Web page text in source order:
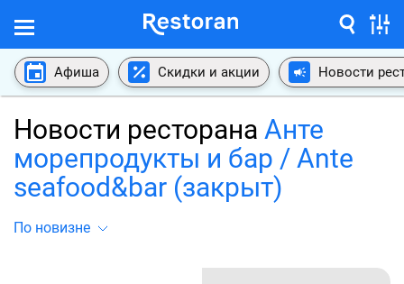
Афиша Скидки и акции Новости
Новости ресторана Анте
морепродукты и бар / Ante
seafood&bar (закрыт)
По новизне